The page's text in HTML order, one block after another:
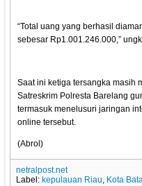
“Total uang yang berhasil
sebesar Rp1.001.246.000,”
Saat ini ketiga tersangka masih
Satreskrim Polresta Barelang
termasuk menelusuri jaringan
online tersebut.
(Abrol)
netralpost.net
Label: kepulauan Riau, Kota